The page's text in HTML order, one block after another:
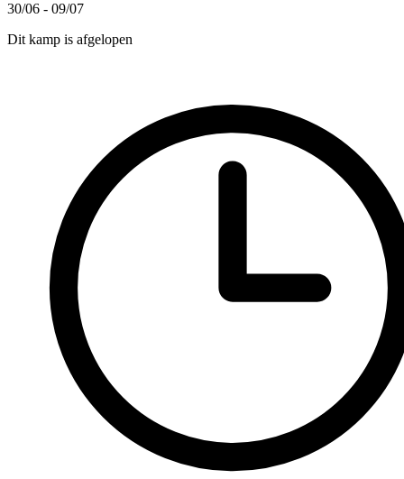
30/06 - 09/07
Dit kamp is afgelopen